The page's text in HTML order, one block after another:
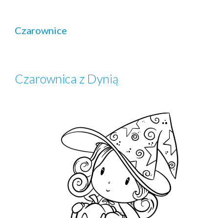
Czarownice
Czarownica z Dynią